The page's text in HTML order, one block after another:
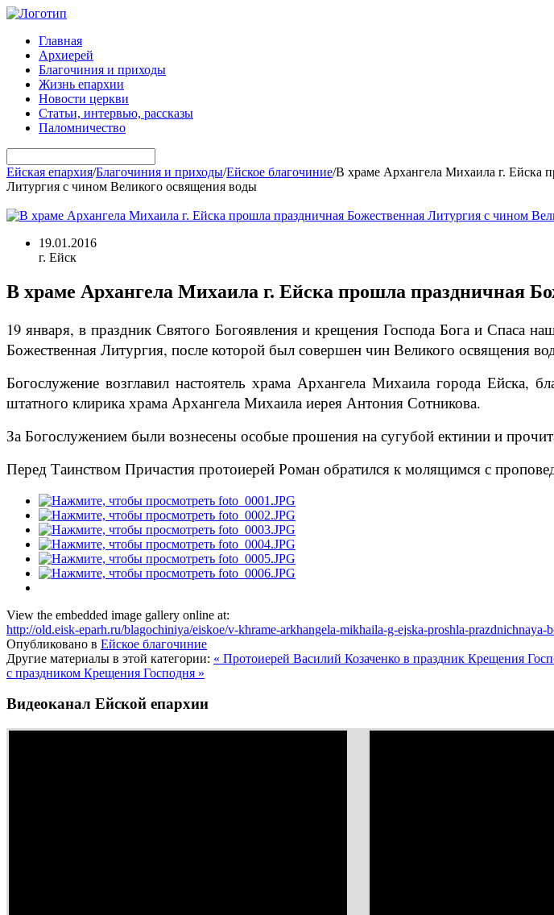
Главная
Архиерей
Благочиния и приходы
Жизнь епархии
Новости церкви
Статьи, интервью, рассказы
Паломничество
Ейская епархия/Благочиния и приходы/Ейское благочиние/В храме Архангела Михаила г. Ейска
Литургия с чином Великого освящения воды
19.01.2016
г. Ейск
В храме Архангела Михаила г. Ейска прошла праздничная
19 января, в праздник Святого Богоявления и крещения Господа Бога и Спаса
Божественная Литургия, после которой был совершен чин Великого освящения
Богослужение возглавил настоятель храма Архангела Михаила города Ейска,
штатного клирика храма Архангела Михаила иерея Антония Сотникова.
За Богослужением были вознесены особые прошения на сугубой ектинии и
Перед Таинством Причастия протоиерей Роман обратился к молящимся с
View the embedded image gallery online at:
http://old.eisk-eparh.ru/blagochiniya/eiskoe/v-khrame-arkhangela-mikhaila-g-ejska-proshla-
Опубликовано в Ейское благочиние
Другие материалы в этой категории: « Протоиерей Василий Козаченко в праздник Крещения
с праздником Крещения Господня »
Видеоканал Ейской епархии